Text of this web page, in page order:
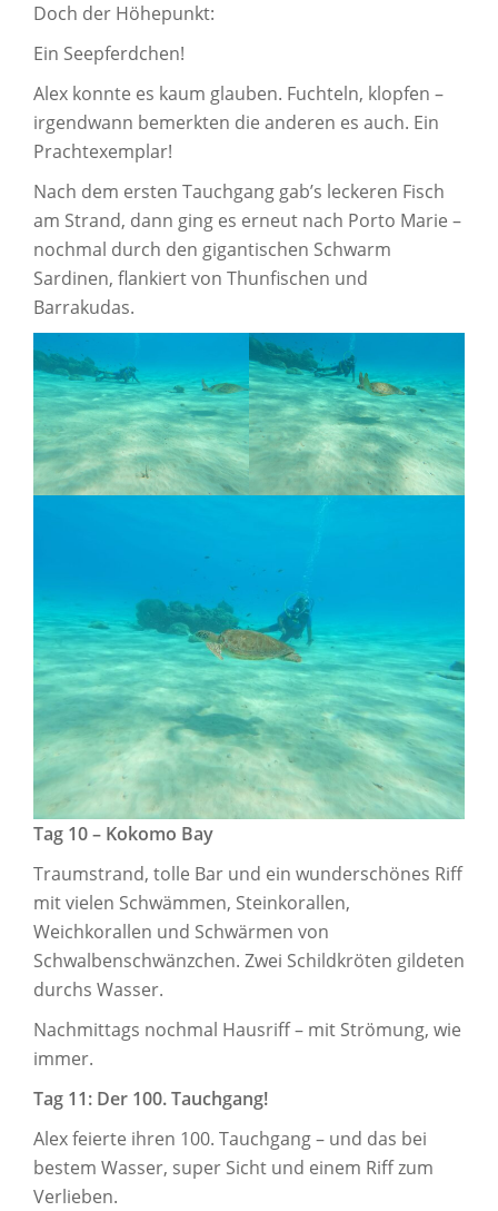
Doch der Höhepunkt:
Ein Seepferdchen!
Alex konnte es kaum glauben. Fuchteln, klopfen –
irgendwann bemerkten die anderen es auch. Ein
Prachtexemplar!
Nach dem ersten Tauchgang gab’s leckeren Fisch
am Strand, dann ging es erneut nach Porto Marie –
nochmal durch den gigantischen Schwarm
Sardinen, flankiert von Thunfischen und
Barrakudas.
Tag 10 – Kokomo Bay
Traumstrand, tolle Bar und ein wunderschönes Riff
mit vielen Schwämmen, Steinkorallen,
Weichkorallen und Schwärmen von
Schwalbenschwänzchen. Zwei Schildkröten gildeten
durchs Wasser.
Nachmittags nochmal Hausriff – mit Strömung, wie
immer.
Tag 11: Der 100. Tauchgang!
Alex feierte ihren 100. Tauchgang – und das bei
bestem Wasser, super Sicht und einem Riff zum
Verlieben.